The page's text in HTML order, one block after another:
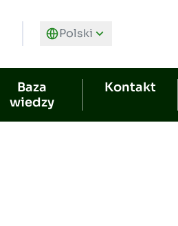
Polski
Choose language
Baza
wiedzy
Kontakt